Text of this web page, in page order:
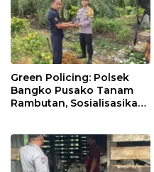
Green Policing: Polsek
Bangko Pusako Tanam
Rambutan, Sosialisasikan